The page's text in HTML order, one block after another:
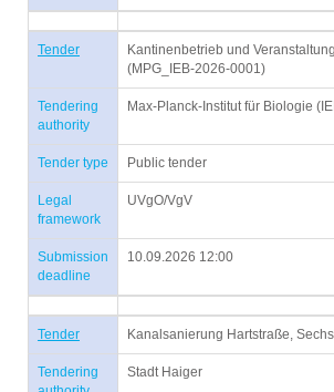
Tender
Kantinenbetrieb und
(MPG_IEB-2026-0001)
Tendering
authority
Max-Planck-Institut für Biologie
Tender type Public tender
Legal
framework
UVgO/VgV
Submission
deadline
10.09.2026 12:00
Tender Kanalsanierung Hartstraße,
Tendering
Stadt Haiger